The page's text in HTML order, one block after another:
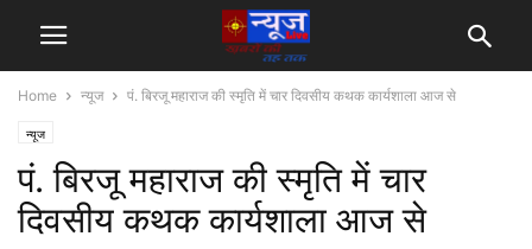
Home न्यूज पं. बिरजू महाराज की स्मृति में चार दिवसीय कथक कार्यशाला आज से
न्यूज
पं. बिरजू महाराज की स्मृति में चार
दिवसीय कथक कार्यशाला आज से